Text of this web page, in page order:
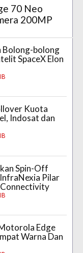
70 Neo
200MP
Bolong-bolong
SpaceX Elon
Kuota
Indosat dan
Spin-Off
Pilar
Edge
Warna Dan